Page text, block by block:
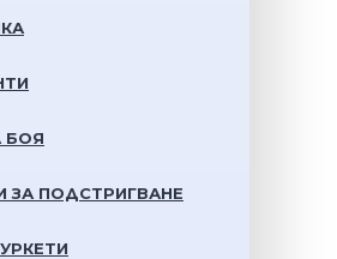
БОЯ
ЗА ПОДСТРИГВАНЕ